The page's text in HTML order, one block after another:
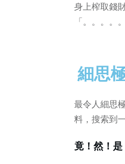
身上榨取錢
「。。。。
細思
最令人細思
料，搜索到
竟！然！